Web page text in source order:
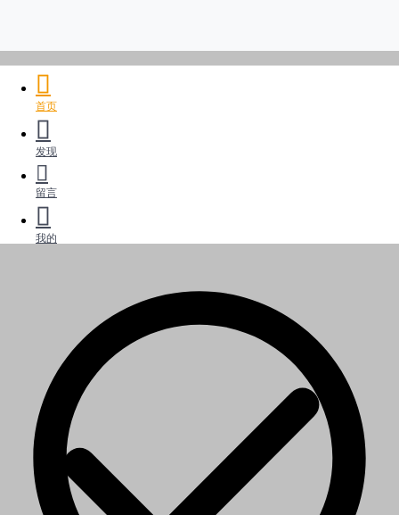
首页
发现
留言
我的